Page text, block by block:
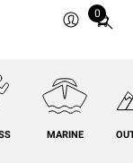
0
Total
MARINE